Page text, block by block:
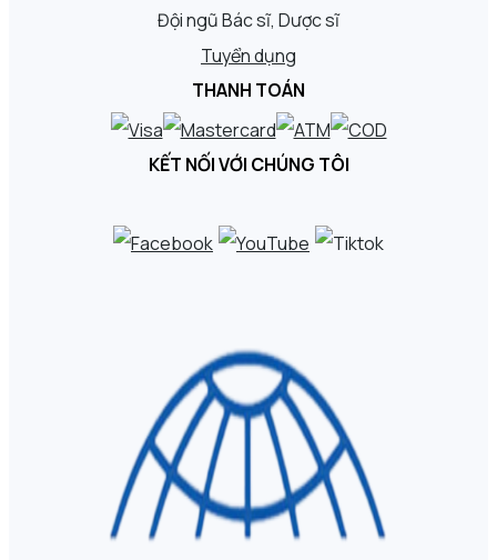
Đội ngũ Bác sĩ, Dược sĩ
Tuyển dụng
THANH TOÁN
KẾT NỐI VỚI CHÚNG TÔI